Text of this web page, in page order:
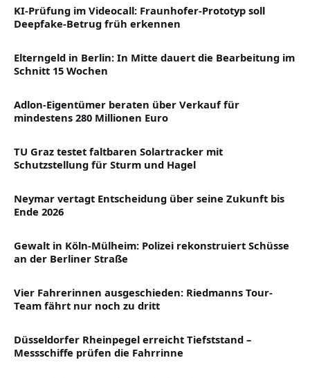
KI-Prüfung im Videocall: Fraunhofer-Prototyp soll
Deepfake-Betrug früh erkennen
Elterngeld in Berlin: In Mitte dauert die Bearbeitung im
Schnitt 15 Wochen
Adlon-Eigentümer beraten über Verkauf für
mindestens 280 Millionen Euro
TU Graz testet faltbaren Solartracker mit
Schutzstellung für Sturm und Hagel
Neymar vertagt Entscheidung über seine Zukunft bis
Ende 2026
Gewalt in Köln-Mülheim: Polizei rekonstruiert Schüsse
an der Berliner Straße
Vier Fahrerinnen ausgeschieden: Riedmanns Tour-
Team fährt nur noch zu dritt
Düsseldorfer Rheinpegel erreicht Tiefststand –
Messschiffe prüfen die Fahrrinne